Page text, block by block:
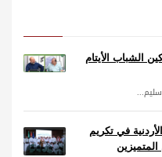
الشباب الأيتام
في تكريم